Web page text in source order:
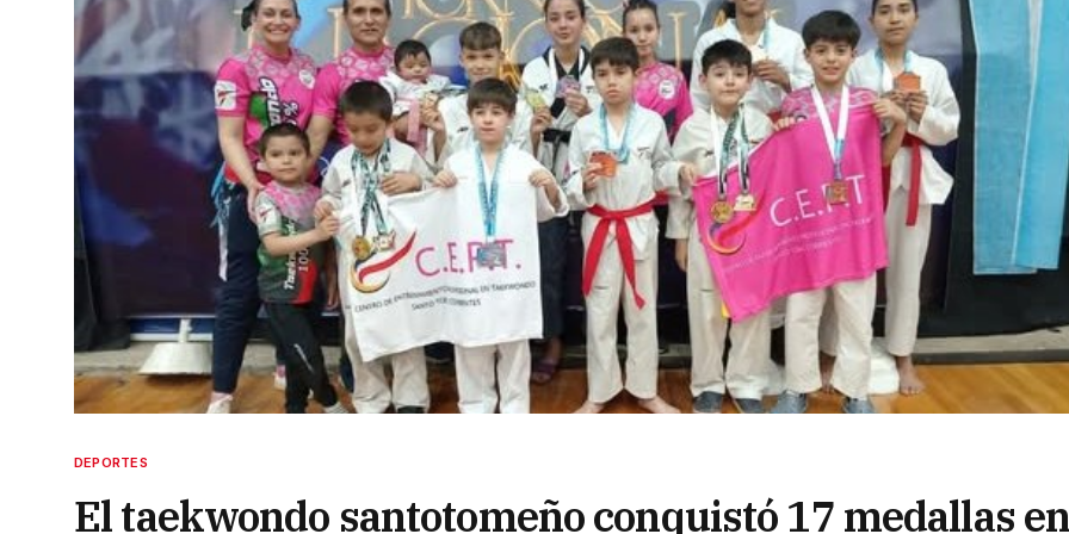
DEPORTES
El taekwondo santotomeño conquistó 17 medallas